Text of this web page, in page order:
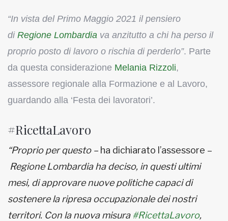
“In vista del Primo Maggio 2021 il pensiero
di Regione Lombardia va anzitutto a chi ha perso il
proprio posto di lavoro o rischia di perderlo”. Parte
da questa considerazione Melania Rizzoli,
assessore regionale alla Formazione e al Lavoro,
guardando alla ‘Festa dei lavoratori’.
#RicettaLavoro
“Proprio per questo – ha dichiarato l’assessore –
Regione Lombardia ha deciso, in questi ultimi
mesi, di approvare nuove politiche capaci di
sostenere la ripresa occupazionale dei nostri
territori. Con la nuova misura#RicettaLavoro,